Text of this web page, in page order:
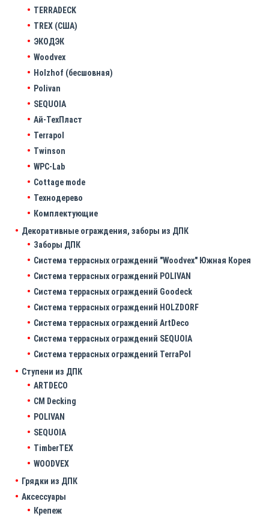
TERRADECK
TREX (США)
ЭКОДЭК
Woodvex
Holzhof (бесшовная)
Polivan
SEQUOIA
Ай-ТехПласт
Terrapol
Twinson
WPC-Lab
Cottage mode
Технодерево
Комплектующие
Декоративные ограждения, заборы из ДПК
Заборы ДПК
Система террасных ограждений "Woodvex" Южная Корея
Система террасных ограждений POLIVAN
Система террасных ограждений Goodeck
Система террасных ограждений HOLZDORF
Система террасных ограждений ArtDeco
Система террасных ограждений SEQUOIA
Система террасных ограждений TerraPol
Ступени из ДПК
ARTDECO
CM Decking
POLIVAN
SEQUOIA
TimberTEX
WOODVEX
Грядки из ДПК
Аксессуары
Крепеж